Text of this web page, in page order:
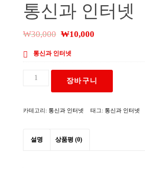
통신과 인터넷
₩30,000 ₩10,000
통신과 인터넷
터
장바구니
카테고리: 통신과 인터넷 태그: 통신과 인터넷
설명 상품평 (0)